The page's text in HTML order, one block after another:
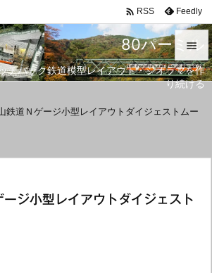
80パーミル
チバック鉄道模型レイアウト・ジオラマを作
り続ける


メニュ

前へ
次へ
 RSS Feedly
鉄道Ｎゲージ小型レイアウトダイジェストムー
ジ小型レイアウトダイジェスト